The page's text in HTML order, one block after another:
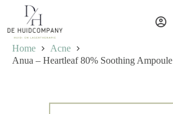
de
inhoud
Home
Acne
Anua – Heartleaf 80% Soothing Ampoule